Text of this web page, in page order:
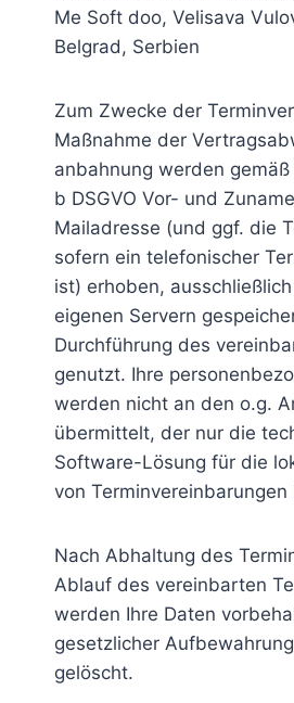
Me Soft doo, Velisava
Belgrad, Serbien
Zum Zwecke der
Maßnahme der
anbahnung werden
b DSGVO Vor- und
Mailadresse (und ggf. die
sofern ein telefonischer
ist) erhoben,
eigenen Servern
Durchführung des
genutzt. Ihre
werden nicht an den o.g.
übermittelt, der nur die
Software-Lösung für die
von
Nach Abhaltung des
Ablauf des vereinbarten
werden Ihre Daten
gesetzlicher
gelöscht.